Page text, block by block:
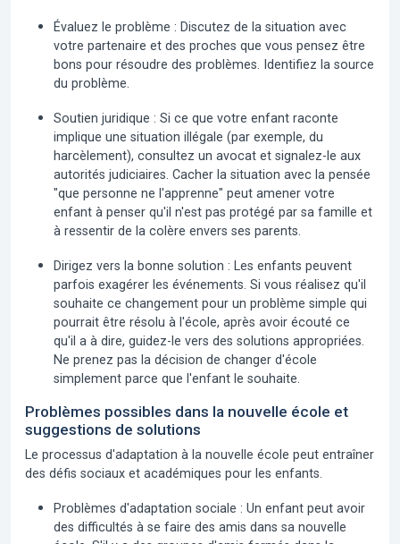
Évaluez le problème : Discutez de la situation avec
votre partenaire et des proches que vous pensez être
bons pour résoudre des problèmes. Identifiez la source
du problème.
Soutien juridique : Si ce que votre enfant raconte
implique une situation illégale (par exemple, du
harcèlement), consultez un avocat et signalez-le aux
autorités judiciaires. Cacher la situation avec la pensée
"que personne ne l'apprenne" peut amener votre
enfant à penser qu'il n'est pas protégé par sa famille et
à ressentir de la colère envers ses parents.
Dirigez vers la bonne solution : Les enfants peuvent
parfois exagérer les événements. Si vous réalisez qu'il
souhaite ce changement pour un problème simple qui
pourrait être résolu à l'école, après avoir écouté ce
qu'il a à dire, guidez-le vers des solutions appropriées.
Ne prenez pas la décision de changer d'école
simplement parce que l'enfant le souhaite.
Problèmes possibles dans la nouvelle école et
suggestions de solutions
Le processus d'adaptation à la nouvelle école peut entraîner
des défis sociaux et académiques pour les enfants.
Problèmes d'adaptation sociale : Un enfant peut avoir
des difficultés à se faire des amis dans sa nouvelle